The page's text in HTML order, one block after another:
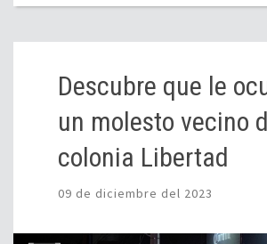
Descubre que le
un molesto vecino
colonia Libertad
09 de diciembre del 2023